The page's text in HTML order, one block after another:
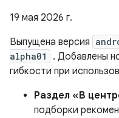
19 мая 2026 г.
Выпущена версия
alpha01
. Добавлены
гибкости при
Раздел «В
подборки